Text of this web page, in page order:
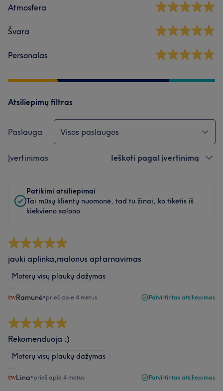
Atmosfera
Švara
Personalas
Atsiliepimų filtras
Paslauga Visos paslaugos
Įvertinimas Ieškoti pagal įvertinimą
Patikimi atsiliepimai
Tai mūsų klientų nuomonė, tad tu žinai, ko tikėtis iš
kiekvieno salono
jauki aplinka,malonus aptarnavimas
Moterų visų plaukų dažymas
Ramunė•prieš apie 4 metus Patvirtintas atsiliepimas
Rekomenduoja :)
Moterų visų plaukų dažymas
Lina•prieš apie 4 metus Patvirtintas atsiliepimas